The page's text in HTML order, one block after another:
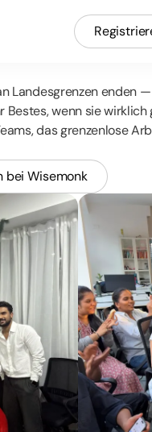
Landesgrenzen enden
Bestes, wenn sie
das grenzenlose
bei Wisemonk